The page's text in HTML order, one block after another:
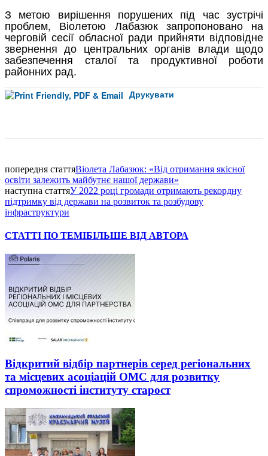
З метою вирішення порушених під час зустрічі
проблем, Віолетою Лабазюк запропоновано на
черговій сесії обласної ради прийняти відповідне
звернення до центральних органів влади щодо
забезпечення сталої та продуктивної роботи
районних рад.
Друкувати
попередня статтяВіолета Лабазюк: «Від отримання якісної
освіти залежить майбутнє нашої держави»
наступна статтяУ 2022 році громади отримають рекордну
підтримку від держави на розвиток та розбудову
інфраструктури
СТАТТІ ПО ТЕМІБІЛЬШЕ ВІД АВТОРА
Відкритий відбір партнерів серед регіональних
та місцевих асоціацій ОМС для розвитку
спроможності інституту старост